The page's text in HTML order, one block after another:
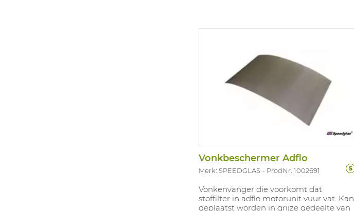
Vonkbeschermer Adflo
Merk: SPEEDGLAS ProdNr. 1002691
Vonkenvanger die voorkomt dat
stoffilter in adflo motorunit vuur vat. Kan
geplaatst worden in grijze gedeelte van